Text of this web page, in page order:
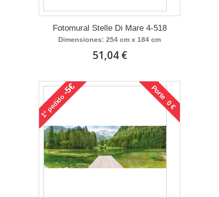
Fotomural Stelle Di Mare 4-518
Dimensiones: 254 cm x 184 cm
51,04 €
1°
pedido
-5€ Porte 0 €